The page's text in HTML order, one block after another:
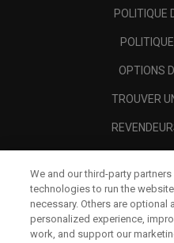
POLITIQUE
OPTIONS
TROUVER
A
MENTIONS
We and our third-party
technologies to run the
necessary. Others are optional
personalized experience,
work, and support our